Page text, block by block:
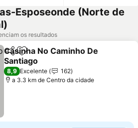
Esposeonde (Norte de
os resultados
PartilharAdicionar aos favoritos
Casinha No Caminho De
Santiago
Ver preços
8,9 Excelente
162
a 3.3 km de Centro da cidade